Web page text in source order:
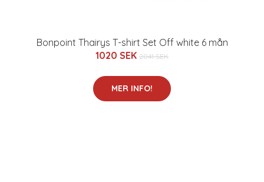
Bonpoint Thairys T-shirt Set Off white 6 mån
1020 SEK 2041 SEK
MER INFO!